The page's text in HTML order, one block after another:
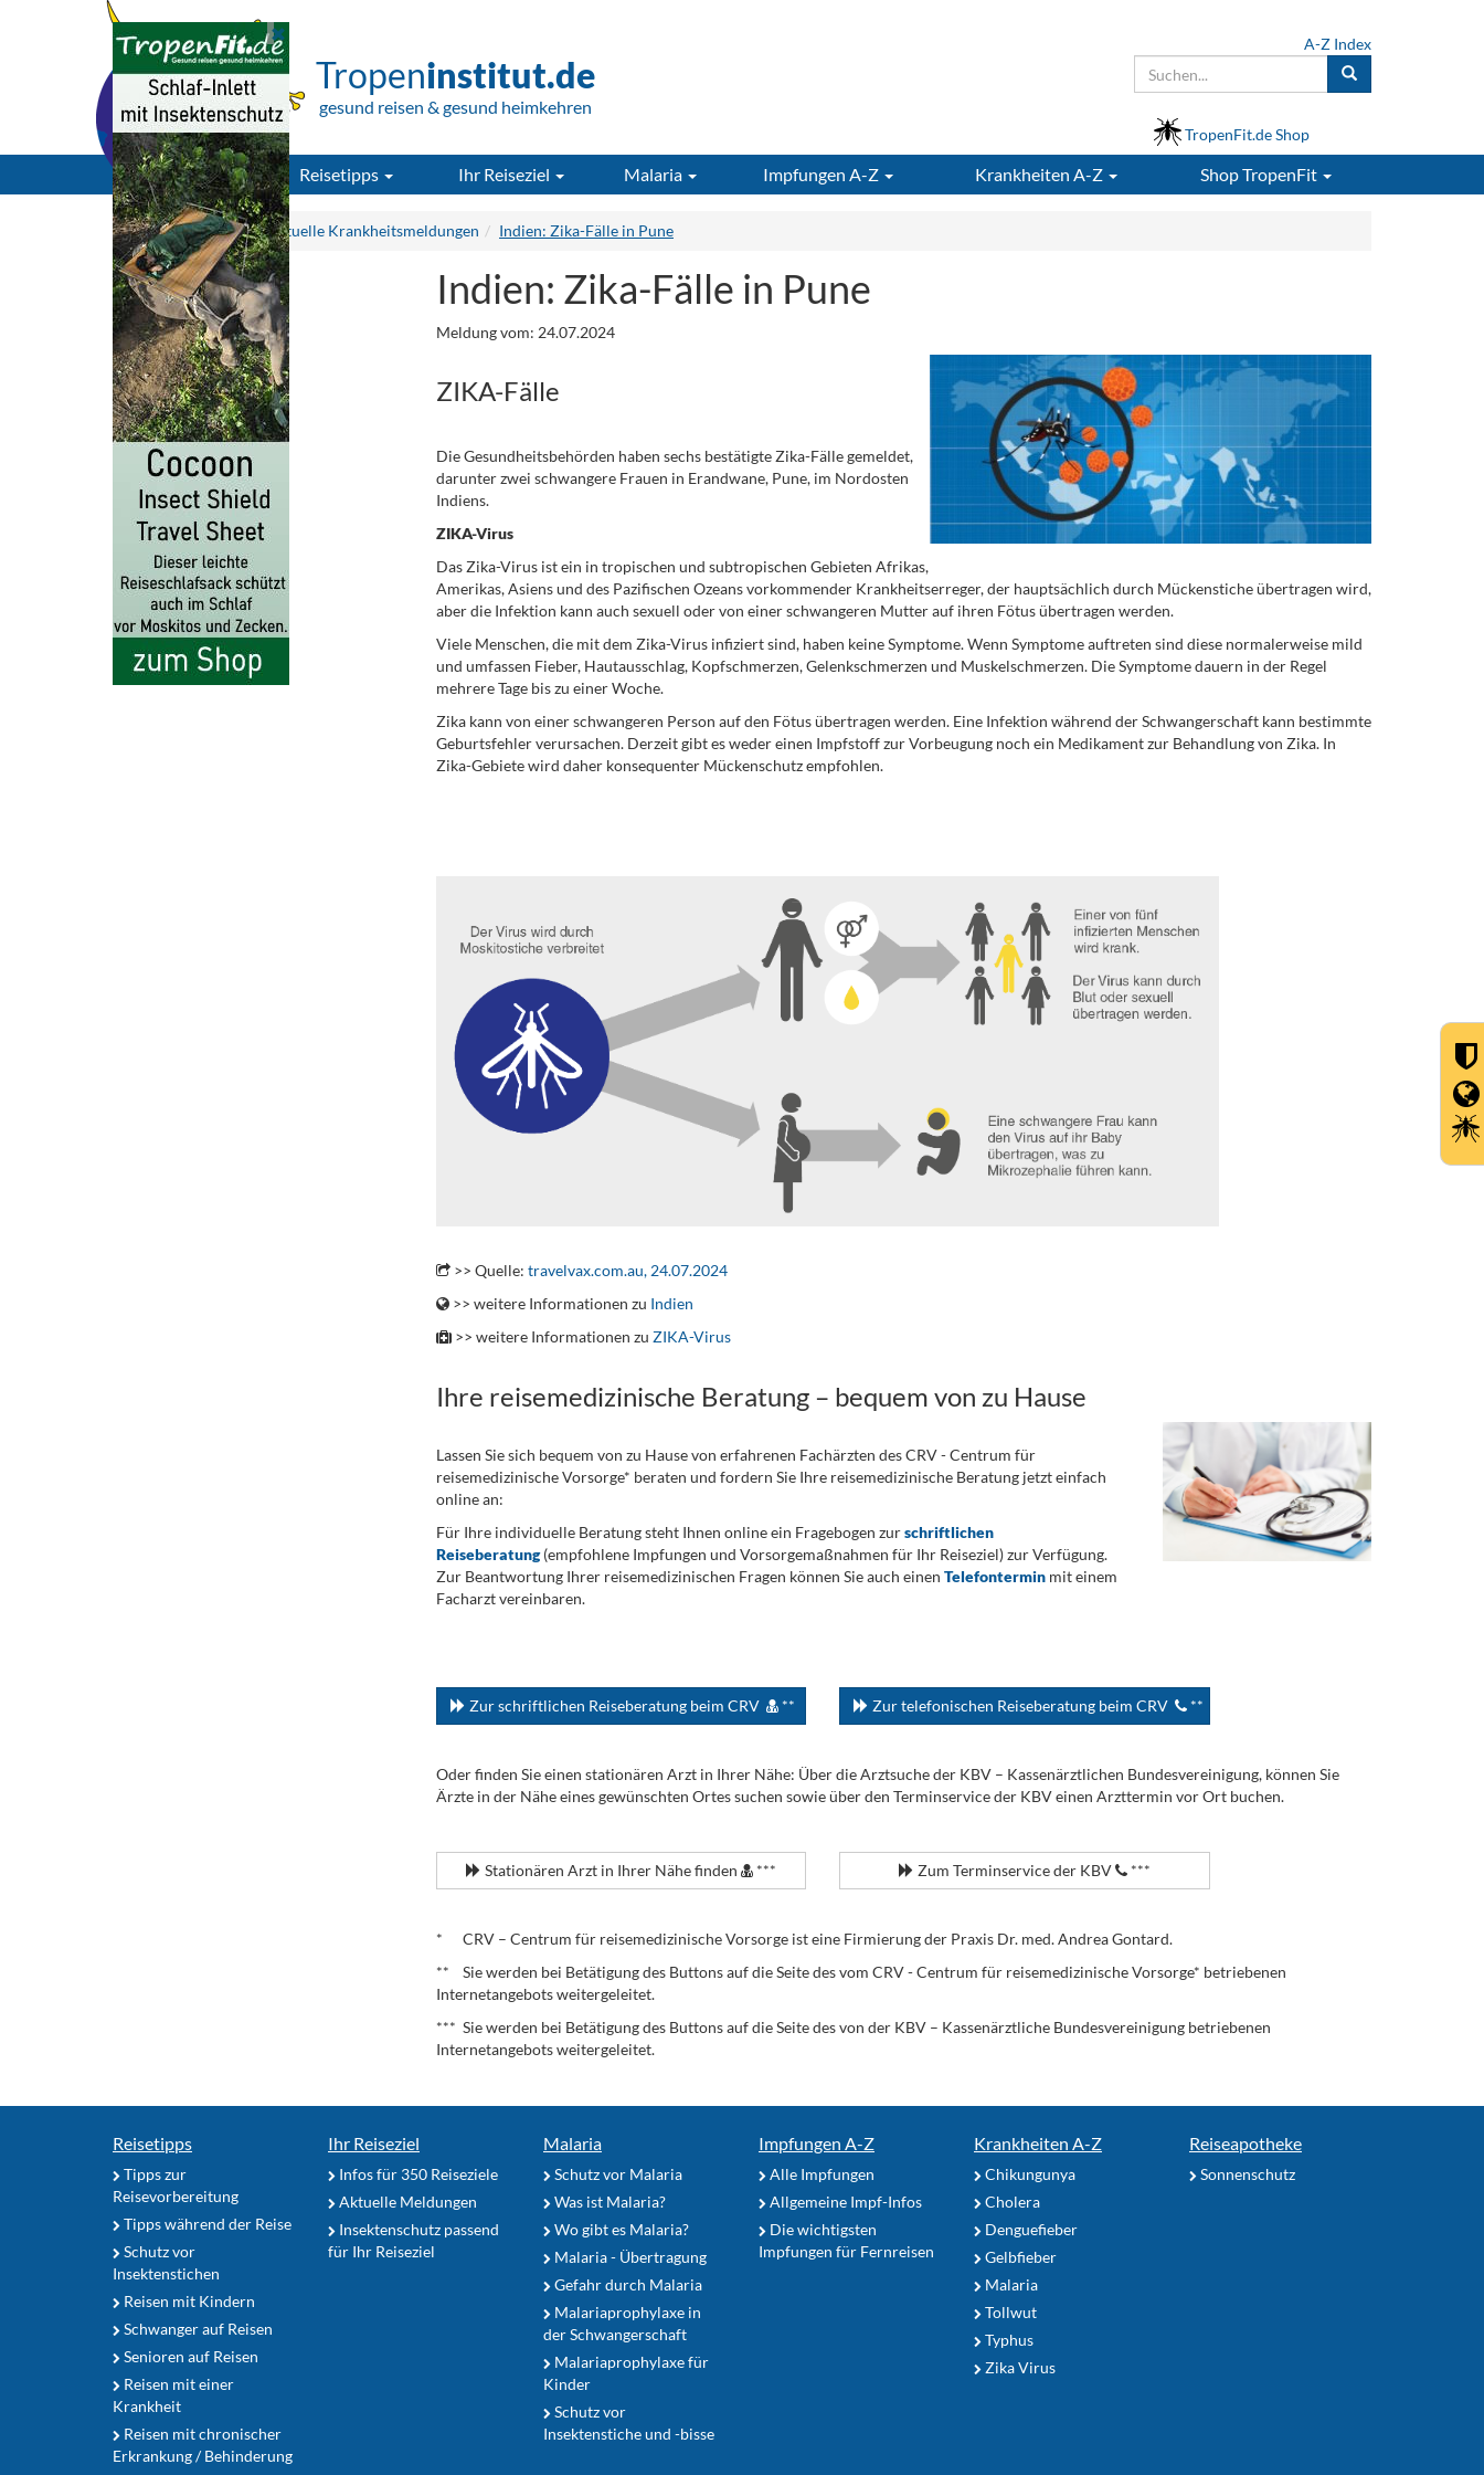
Tropeninstitut.de
gesund reisen & gesund heimkehren
A-Z Index
TropenFit.de Shop
Reisetipps Ihr Reiseziel Malaria Impfungen A-Z Krankheiten A-Z ShopTropenFit
Tropeninstitut.de Aktuelle Krankheitsmeldungen Indien: Zika-Fälle in Pune
Indien: Zika-Fälle in Pune
Meldung vom: 24.07.2024
ZIKA-Fälle
Die Gesundheitsbehörden haben sechs bestätigte Zika-Fälle gemeldet,
darunter zwei schwangere Frauen in Erandwane, Pune, im Nordosten
Indiens.
ZIKA-Virus
Das Zika-Virus ist ein in tropischen und subtropischen Gebieten Afrikas,
Amerikas, Asiens und des Pazifischen Ozeans vorkommender Krankheitserreger, der hauptsächlich durch Mückenstiche übertragen wird,
aber die Infektion kann auch sexuell oder von einer schwangeren Mutter auf ihren Fötus übertragen werden.
Viele Menschen, die mit dem Zika-Virus infiziert sind, haben keine Symptome. Wenn Symptome auftreten sind diese normalerweise mild
und umfassen Fieber, Hautausschlag, Kopfschmerzen, Gelenkschmerzen und Muskelschmerzen. Die Symptome dauern in der Regel
mehrere Tage bis zu einer Woche.
Zika kann von einer schwangeren Person auf den Fötus übertragen werden. Eine Infektion während der Schwangerschaft kann bestimmte
Geburtsfehler verursachen. Derzeit gibt es weder einen Impfstoff zur Vorbeugung noch ein Medikament zur Behandlung von Zika. In
Zika-Gebiete wird daher konsequenter Mückenschutz empfohlen.
>> Quelle: travelvax.com.au, 24.07.2024
>> weitere Informationen zu Indien
>> weitere Informationen zu ZIKA-Virus
Ihre reisemedizinische Beratung – bequem von zu Hause
Lassen Sie sich bequem von zu Hause von erfahrenen Fachärzten des CRV - Centrum für
reisemedizinische Vorsorge* beraten und fordern Sie Ihre reisemedizinische Beratung jetzt einfach
online an:
Für Ihre individuelle Beratung steht Ihnen online ein Fragebogen zurschriftlichen
Reiseberatung(empfohlene Impfungen und Vorsorgemaßnahmen für Ihr Reiseziel) zur Verfügung.
Zur Beantwortung Ihrer reisemedizinischen Fragen können Sie auch einen Telefonterminmit einem
Facharzt vereinbaren.
Zur schriftlichen Reiseberatung beim CRV ** Zur telefonischen Reiseberatung beim CRV **
Oder finden Sie einen stationären Arzt in Ihrer Nähe: Über die Arztsuche der KBV – Kassenärztlichen Bundesvereinigung, können Sie
Ärzte in der Nähe eines gewünschten Ortes suchen sowie über den Terminservice der KBV einen Arzttermin vor Ort buchen.
Stationären Arzt in Ihrer Nähe finden *** Zum Terminservice der KBV ***
* CRV – Centrum für reisemedizinische Vorsorge ist eine Firmierung der Praxis Dr. med. Andrea Gontard.
** Sie werden bei Betätigung des Buttons auf die Seite des vom CRV - Centrum für reisemedizinische Vorsorge* betriebenen
Internetangebots weitergeleitet.
*** Sie werden bei Betätigung des Buttons auf die Seite des von der KBV – Kassenärztliche Bundesvereinigung betriebenen
Internetangebots weitergeleitet.
Reisetipps
Tipps zur
Reisevorbereitung
Tipps während der Reise
Schutz vor
Insektenstichen
Reisen mit Kindern
Schwanger auf Reisen
Senioren auf Reisen
Reisen mit einer
Krankheit
Reisen mit chronischer
Erkrankung / Behinderung
Ihr Reiseziel
Infos für 350 Reiseziele
Aktuelle Meldungen
Insektenschutz passend
für Ihr Reiseziel
Malaria
Schutz vor Malaria
Was ist Malaria?
Wo gibt es Malaria?
Malaria - Übertragung
Gefahr durch Malaria
Malariaprophylaxe in
der Schwangerschaft
Malariaprophylaxe für
Kinder
Schutz vor
Insektenstiche und -bisse
Impfungen A-Z
Alle Impfungen
Allgemeine Impf-Infos
Die wichtigsten
Impfungen für Fernreisen
Krankheiten A-Z
Chikungunya
Cholera
Denguefieber
Gelbfieber
Malaria
Tollwut
Typhus
Zika Virus
Reiseapotheke
Sonnenschutz